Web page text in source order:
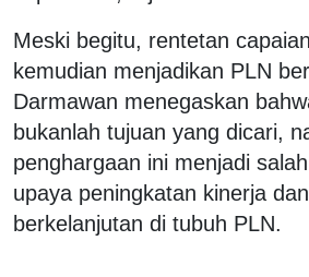
Meski begitu, rentetan
kemudian menjadikan PLN
Darmawan menegaskan
bukanlah tujuan yang dicari,
penghargaan ini menjadi
upaya peningkatan kinerja
berkelanjutan di tubuh PLN.